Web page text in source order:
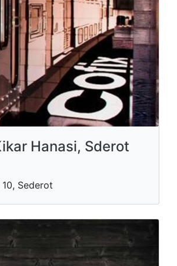
Hanasi, Sderot
Sederot